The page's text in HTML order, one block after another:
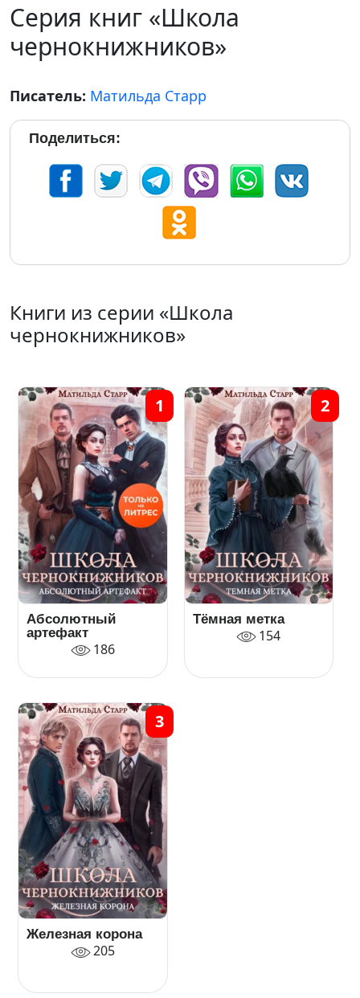
Серия книг «Школа
чернокнижников»
Писатель: Матильда Старр
Поделиться:
Книги из серии «Школа
чернокнижников»
Абсолютный
артефакт
186
1
Тёмная метка
154
2
Железная корона
205
3